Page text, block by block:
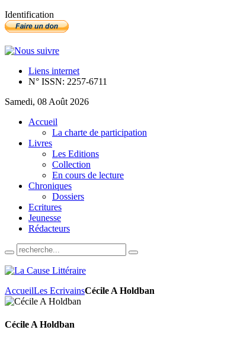
Identification
Liens internet
N° ISSN: 2257-6711
Samedi, 08 Août 2026
Accueil
La charte de participation
Livres
Les Editions
Collection
En cours de lecture
Chroniques
Dossiers
Ecritures
Jeunesse
Rédacteurs
AccueilLes EcrivainsCécile A Holdban
Cécile A Holdban